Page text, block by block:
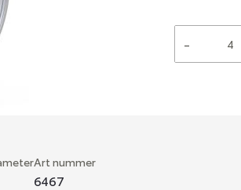
-
Art nummer
6467